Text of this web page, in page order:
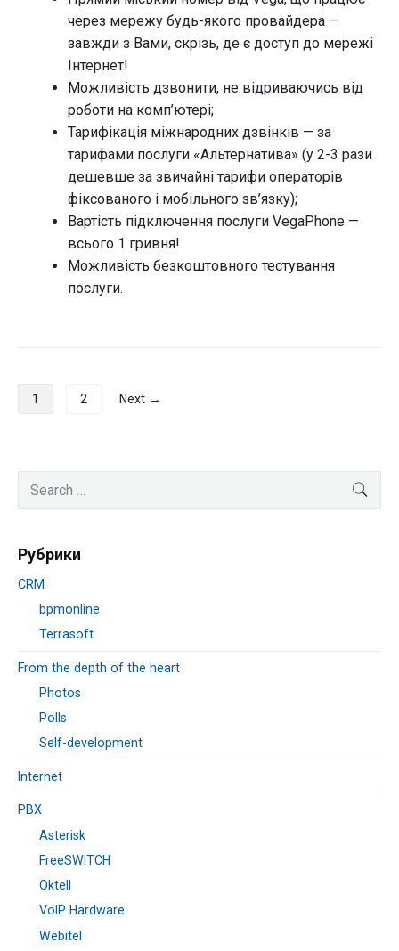
через мережу будь-якого провайдера —
завжди з Вами, скрізь, де є доступ до мережі
Інтернет!
Можливість дзвонити, не відриваючись від
роботи на комп’ютері;
Тарифікація міжнародних дзвінків — за
тарифами послуги «Альтернатива» (у 2-3 рази
дешевше за звичайні тарифи операторів
фіксованого і мобільного зв’язку);
Вартість підключення послуги VegaPhone —
всього 1 гривня!
Можливість безкоштовного тестування
послуги.
Навигация
по
1 2 Next →
Sidebar
for:
Рубрики
CRM
bpmonline
Terrasoft
From the depth of the heart
Photos
Polls
Self-development
Internet
PBX
Asterisk
FreeSWITCH
Oktell
VoIP Hardware
Webitel